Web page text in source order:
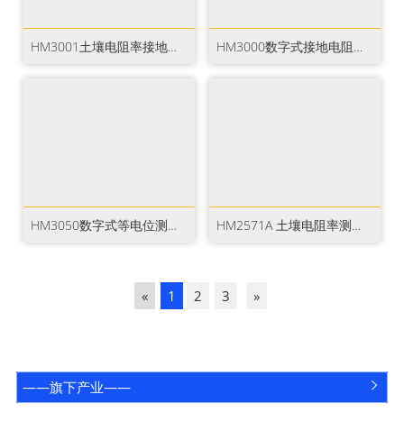
HM3001土壤电阻率接地电阻测试仪 HM3000数字式接地电阻测试仪
HM3050数字式等电位测试仪 HM2571A 土壤电阻率测试仪
« 1 2 3 »
——旗下产业—— 